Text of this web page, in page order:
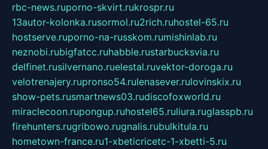
rbc-news.ruporno-skvirt.rukrospr.ru
13autor-kolonka.rusormol.ru2rich.ruhostel-65.ru
hostserve.ruporno-na-russkom.rumishinlab.ru
neznobi.rubigfatcc.ruhabble.rustarbucksvia.ru
delfinet.rusilvernano.ruelestal.ruvektor-doroga.ru
velotrenajery.rupronso54.rulenasever.rulovinskix.ru
show-pets.rusmartnews03.rudiscofoxworld.ru
miraclecoon.rupongup.ruhostel65.ruliura.ruglasspb.ru
firehunters.rugribowo.rugnalis.rubulkitula.ru
hometown-france.ru1-xbeticricetc-1-xbetti-5.ru